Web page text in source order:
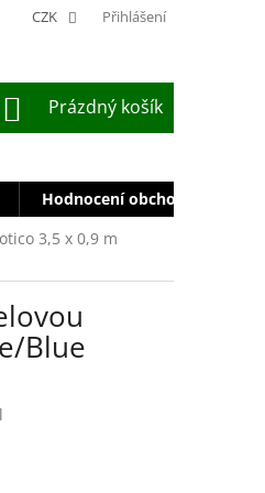
CZK Přihlášení
NÁKUPNÍ
KOŠÍK
Prázdný košík
Hodnocení obchodu
3,5 x 0,9 m
Blue